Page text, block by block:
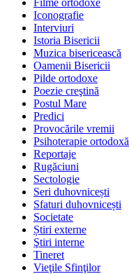
Iconografie
Interviuri
Istoria Bisericii
Muzica bisericească
Oamenii Bisericii
Pilde ortodoxe
Poezie creştină
Postul Mare
Predici
Provocările vremii
Psihoterapie ortodoxă
Reportaje
Rugăciuni
Sectologie
Seri duhovnicești
Sfaturi duhovnicești
Societate
Știri externe
Ştiri interne
Tineret
Vieţile Sfinţilor